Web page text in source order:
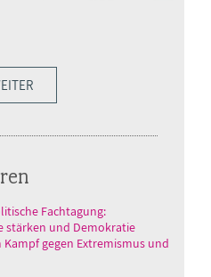
Fachtagung:
stärken und Demokratie
gegen Extremismus und